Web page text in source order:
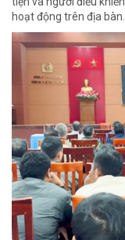
hoạt động trên địa bàn.